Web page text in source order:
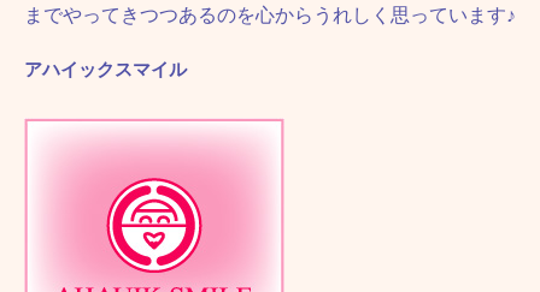
までやってきつつあるのを心からうれしく思っています♪
アハイックスマイル